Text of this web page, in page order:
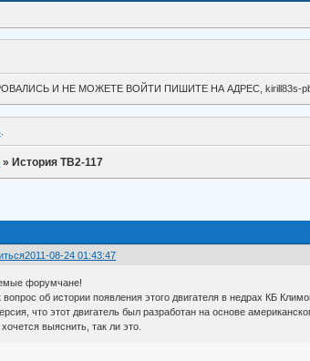
И НЕ МОЖЕТЕ ВОЙТИ ПИШИТЕ НА АДРЕС,
.
» История ТВ2-117
2011-08-24 01:43:47
форумчане!
вопрос об истории появления этого двигателя в недрах КБ
что этот двигатель был разработан на основе
выяснить, так ли это.